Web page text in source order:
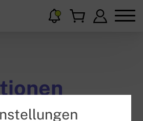
Wissenswertes und